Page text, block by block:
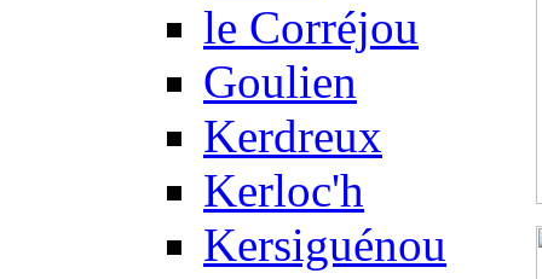
le Corréjou
Goulien
Kerdreux
Kerloc'h
Kersiguénou